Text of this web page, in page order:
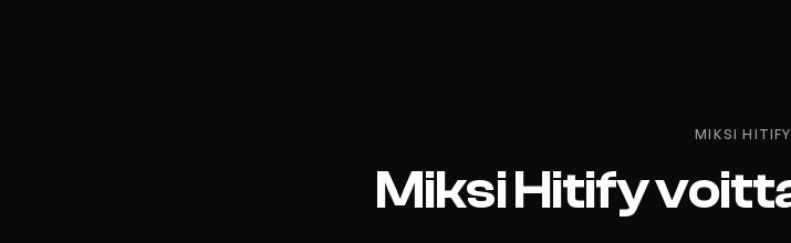
MIKSI HITIFY
Miksi Hitify